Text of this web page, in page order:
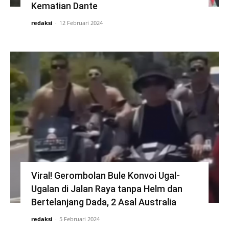
Kematian Dante
redaksi - 12 Februari 2024
Viral! Gerombolan Bule Konvoi Ugal-
Ugalan di Jalan Raya tanpa Helm dan
Bertelanjang Dada, 2 Asal Australia
redaksi - 5 Februari 2024